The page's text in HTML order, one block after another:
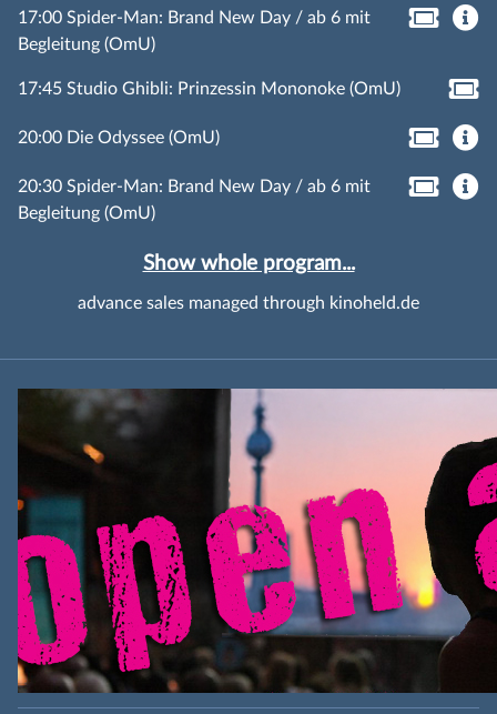
17:00 Spider-Man: Brand New Day / ab 6 mit
Begleitung (OmU)
17:45 Studio Ghibli: Prinzessin Mononoke (OmU)
20:00 Die Odyssee (OmU)
20:30 Spider-Man: Brand New Day / ab 6 mit
Begleitung (OmU)
Show whole program...
advance sales managed through kinoheld.de